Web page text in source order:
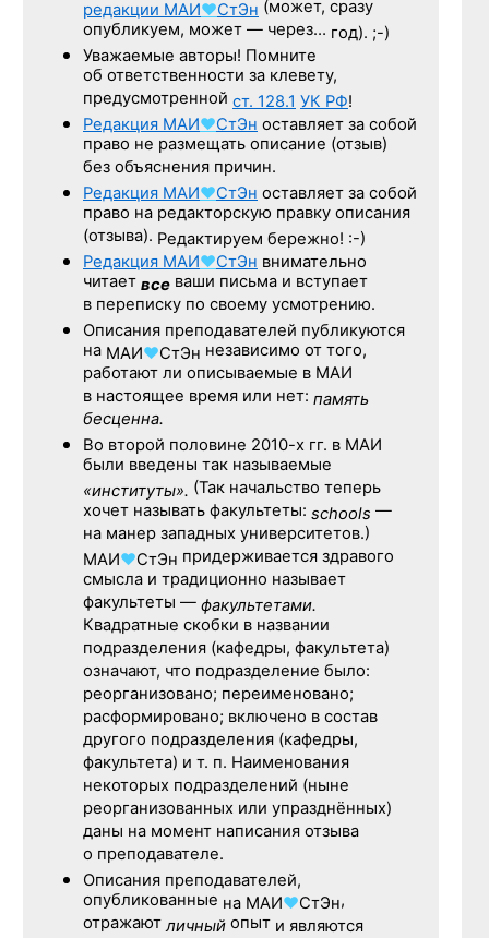
редакции МАИ♥СтЭн (может, сразу
опубликуем, может — через… год). ;-)
Уважаемые авторы! Помните
об ответственности за клевету,
предусмотренной ст. 128.1 УК РФ!
Редакция МАИ♥СтЭн оставляет за собой
право не размещать описание (отзыв)
без объяснения причин.
Редакция МАИ♥СтЭн оставляет за собой
право на редакторскую правку описания
(отзыва). Редактируем бережно! :-)
Редакция МАИ♥СтЭн внимательно
читает все ваши письма и вступает
в переписку по своему усмотрению.
Описания преподавателей публикуются
на МАИ♥СтЭн независимо от того,
работают ли описываемые в МАИ
в настоящее время или нет: память
бесценна.
Во второй половине 2010-х гг. в МАИ
были введены так называемые
«институты». (Так начальство теперь
хочет называть факультеты: schools —
на манер западных университетов.)
МАИ♥СтЭн придерживается здравого
смысла и традиционно называет
факультеты — факультетами.
Квадратные скобки в названии
подразделения (кафедры, факультета)
означают, что подразделение было:
реорганизовано; переименовано;
расформировано; включено в состав
другого подразделения (кафедры,
факультета) и т. п. Наименования
некоторых подразделений (ныне
реорганизованных или упразднённых)
даны на момент написания отзыва
о преподавателе.
Описания преподавателей,
опубликованные на МАИ♥СтЭн,
отражаютличный опыт и являются